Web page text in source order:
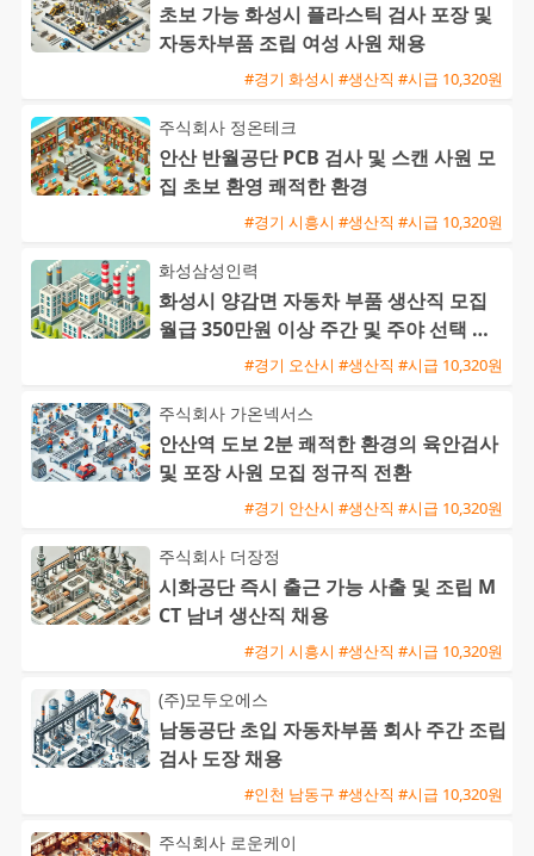
초보 가능 화성시 플라스틱 검사 포장 및
자동차부품 조립 여성 사원 채용
#경기 화성시 #생산직 #시급 10,320원
주식회사 정온테크
안산 반월공단 PCB 검사 및 스캔 사원 모
집 초보 환영 쾌적한 환경
#경기 시흥시 #생산직 #시급 10,320원
화성삼성인력
화성시 양감면 자동차 부품 생산직 모집
월급 350만원 이상 주간 및 주야 선택 가
능 초보 및 외국인 환영
#경기 오산시 #생산직 #시급 10,320원
주식회사 가온넥서스
안산역 도보 2분 쾌적한 환경의 육안검사
및 포장 사원 모집 정규직 전환
#경기 안산시 #생산직 #시급 10,320원
주식회사 더장정
시화공단 즉시 출근 가능 사출 및 조립 M
CT 남녀 생산직 채용
#경기 시흥시 #생산직 #시급 10,320원
(주)모두오에스
남동공단 초입 자동차부품 회사 주간 조립
검사 도장 채용
#인천 남동구 #생산직 #시급 10,320원
주식회사 로운케이